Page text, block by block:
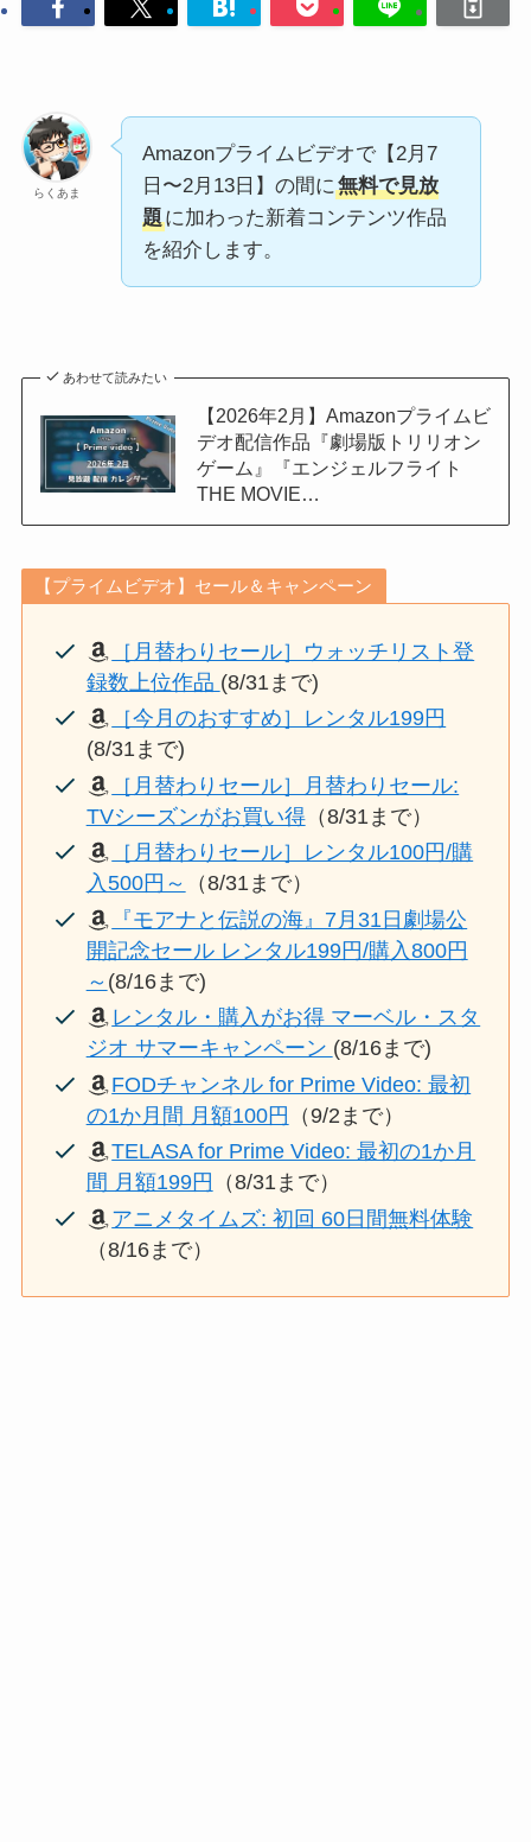
らくあま
Amazonプライムビデオで【2月7
日〜2月13日】の間に無料で見放
題に加わった新着コンテンツ作品
を紹介します。
あわせて読みたい
【2026年2月】Amazonプライムビ
デオ配信作品『劇場版トリリオン
ゲーム』『エンジェルフライト
THE MOVIE…
【プライムビデオ】セール＆キャンペーン
［月替わりセール］ウォッチリスト登
録数上位作品 (8/31まで)
［今月のおすすめ］レンタル199円
(8/31まで)
［月替わりセール］月替わりセール:
TVシーズンがお買い得（8/31まで）
［月替わりセール］レンタル100円/購
入500円～
（8/31まで）
『モアナと伝説の海』7月31日劇場公
開記念セール レンタル199円/購入800円
～ (8/16まで)
レンタル・購入がお得 マーベル・スタ
ジオ サマーキャンペーン (8/16まで)
FODチャンネル for Prime Video: 最初
の1か月間 月額100円 （9/2まで）
TELASA for Prime Video: 最初の1か月
間 月額199円
（8/31まで）
アニメタイムズ: 初回 60日間無料体験
（8/16まで）